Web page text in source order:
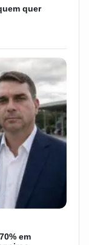
quer
em